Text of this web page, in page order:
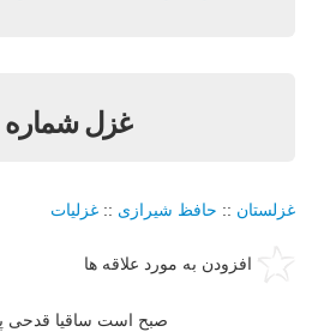
غزل شماره
غزلستان :: حافظ شیرازی :: غزلیات
افزودن به مورد علاقه ها
صبح است ساقیا قدحی